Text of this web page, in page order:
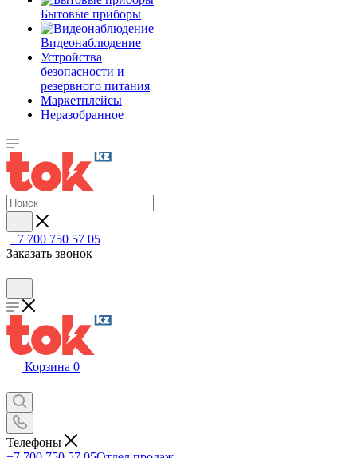
Бытовые приборы
Видеонаблюдение
Устройства
безопасности и
резервного питания
Маркетплейсы
Неразобранное
+7 700 750 57 05
Заказать звонок
Корзина 0
Телефоны